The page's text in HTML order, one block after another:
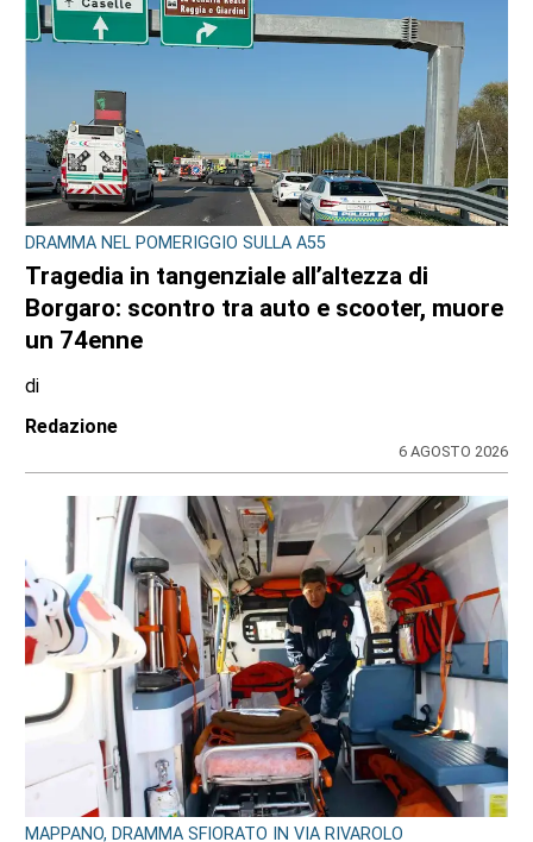
DRAMMA NEL POMERIGGIO SULLA A55
Tragedia in tangenziale all’altezza di
Borgaro: scontro tra auto e scooter, muore
un 74enne
di
Redazione
6 AGOSTO 2026
MAPPANO, DRAMMA SFIORATO IN VIA RIVAROLO